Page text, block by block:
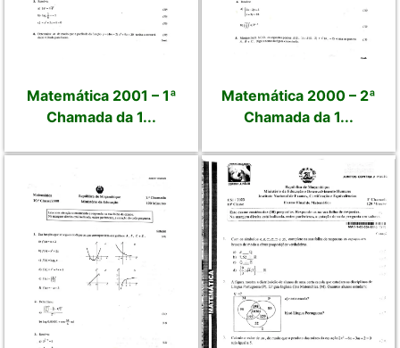
Matemática 2001 – 1ª
Chamada da 1...
Matemática 2000 – 2ª
Chamada da 1...